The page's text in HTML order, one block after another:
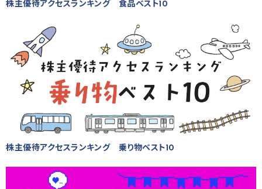
株主優待アクセスランキング 食品ベスト10
株主優待アクセスランキング 乗り物ベスト10